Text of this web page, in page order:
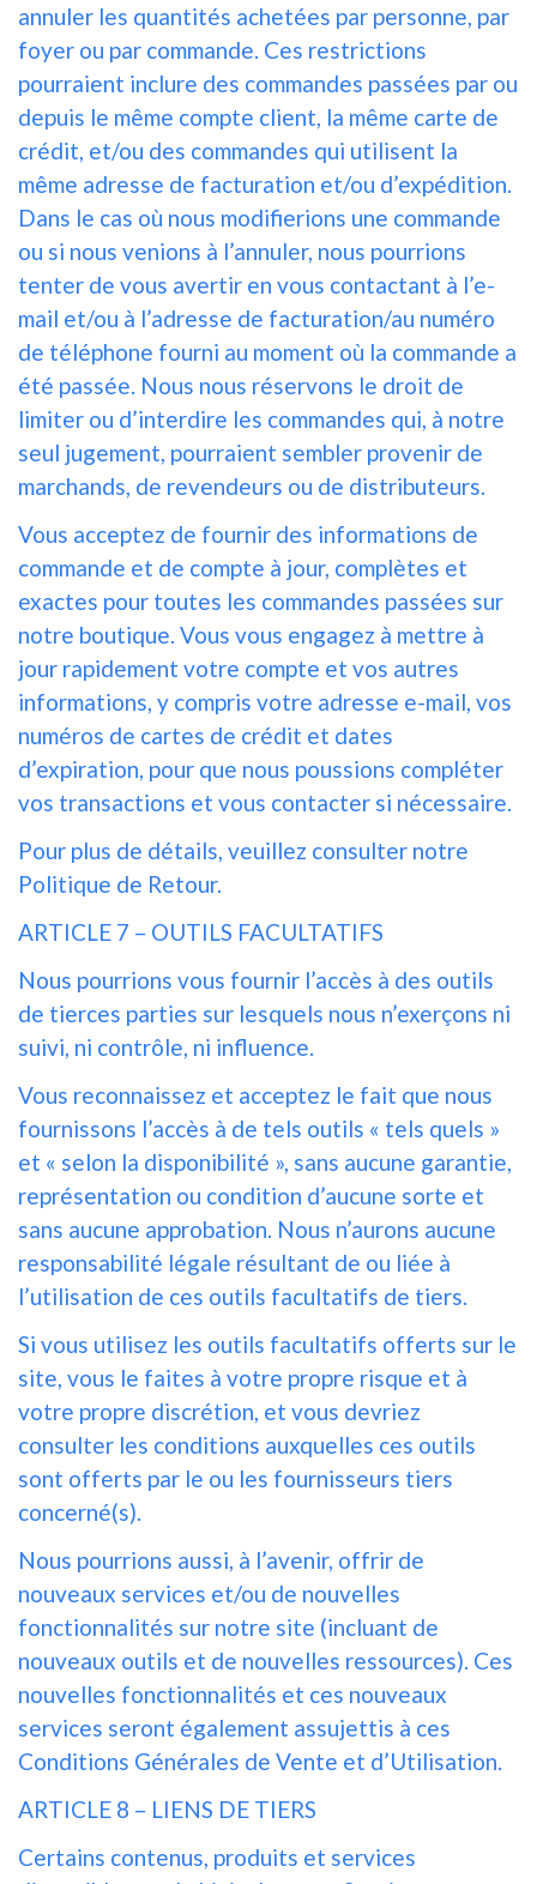
annuler les quantités achetées par personne, par
foyer ou par commande. Ces restrictions
pourraient inclure des commandes passées par ou
depuis le même compte client, la même carte de
crédit, et/ou des commandes qui utilisent la
même adresse de facturation et/ou d’expédition.
Dans le cas où nous modifierions une commande
ou si nous venions à l’annuler, nous pourrions
tenter de vous avertir en vous contactant à l’e-
mail et/ou à l’adresse de facturation/au numéro
de téléphone fourni au moment où la commande a
été passée. Nous nous réservons le droit de
limiter ou d’interdire les commandes qui, à notre
seul jugement, pourraient sembler provenir de
marchands, de revendeurs ou de distributeurs.
Vous acceptez de fournir des informations de
commande et de compte à jour, complètes et
exactes pour toutes les commandes passées sur
notre boutique. Vous vous engagez à mettre à
jour rapidement votre compte et vos autres
informations, y compris votre adresse e-mail, vos
numéros de cartes de crédit et dates
d’expiration, pour que nous poussions compléter
vos transactions et vous contacter si nécessaire.
Pour plus de détails, veuillez consulter notre
Politique de Retour.
ARTICLE 7 – OUTILS FACULTATIFS
Nous pourrions vous fournir l’accès à des outils
de tierces parties sur lesquels nous n’exerçons ni
suivi, ni contrôle, ni influence.
Vous reconnaissez et acceptez le fait que nous
fournissons l’accès à de tels outils « tels quels »
et « selon la disponibilité », sans aucune garantie,
représentation ou condition d’aucune sorte et
sans aucune approbation. Nous n’aurons aucune
responsabilité légale résultant de ou liée à
l’utilisation de ces outils facultatifs de tiers.
Si vous utilisez les outils facultatifs offerts sur le
site, vous le faites à votre propre risque et à
votre propre discrétion, et vous devriez
consulter les conditions auxquelles ces outils
sont offerts par le ou les fournisseurs tiers
concerné(s).
Nous pourrions aussi, à l’avenir, offrir de
nouveaux services et/ou de nouvelles
fonctionnalités sur notre site (incluant de
nouveaux outils et de nouvelles ressources). Ces
nouvelles fonctionnalités et ces nouveaux
services seront également assujettis à ces
Conditions Générales de Vente et d’Utilisation.
ARTICLE 8 – LIENS DE TIERS
Certains contenus, produits et services